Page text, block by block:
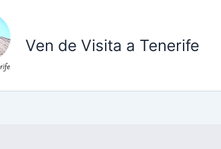
Ven de Visita a Tenerife